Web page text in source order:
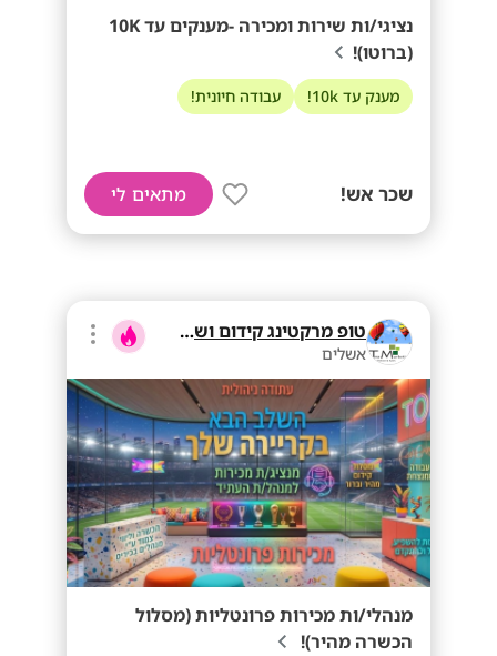
נציגי/ות שירות ומכירה -מענקים עד 10K
(ברוטו)!
מענק עד 10k! עבודה חיונית!
שכר אש! מתאים לי
טופ מרקטינג קידום ושיווק בע"מ
אשלים
מנהלי/ות מכירות פרונטליות (מסלול
הכשרה מהיר)!